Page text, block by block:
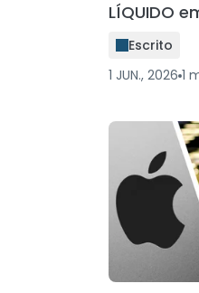
LÍQUIDO
Escrito
1 JUN., 2026 1